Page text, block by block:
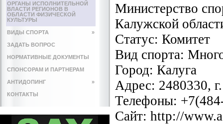
ОРГАНЫ ИСПОЛНИТЕЛЬНОЙ
ВЛАСТИ РЕГИОНОВ В
ОБЛАСТИ ФИЗИЧЕСКОЙ
КУЛЬТУРЫ
ВИДЫ СПОРТА »
ЗАДАТЬ ВОПРОС
НОРМАТИВНЫЕ ДОКУМЕНТЫ
СПОНСОРАМ И ПАРТНЕРАМ
АНТИДОПИНГ »
КОНТАКТЫ
Министерство
Калужской
Статус: Комитет
Вид спорта:
Город: Калуга
Адрес: 2480330,
Телефоны:
Сайт: http://